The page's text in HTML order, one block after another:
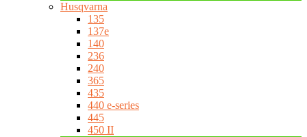
Husqvarna
135
137e
140
236
240
365
435
440 e-series
445
450 II